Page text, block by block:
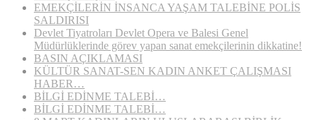
EMEKÇİLERİN İNSANCA YAŞAM TALEBİNE POLİS
SALDIRISI
Devlet Tiyatroları Devlet Opera ve Balesi Genel
Müdürlüklerinde görev yapan sanat emekçilerinin dikkatine!
BASIN AÇIKLAMASI
KÜLTÜR SANAT-SEN KADIN ANKET ÇALIŞMASI
HABER…
BİLGİ EDİNME TALEBİ…
BİLGİ EDİNME TALEBİ…